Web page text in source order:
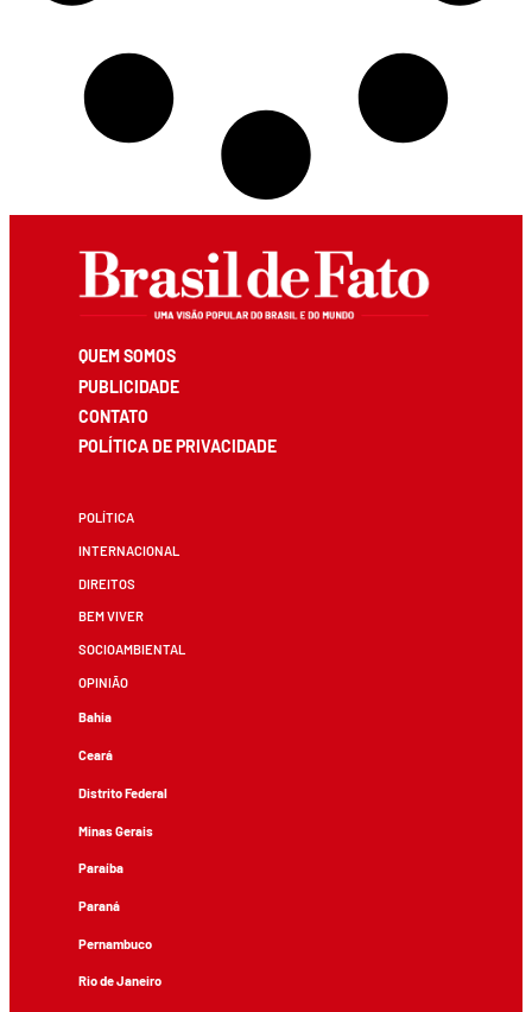
QUEM SOMOS
PUBLICIDADE
CONTATO
POLÍTICA DE PRIVACIDADE
POLÍTICA
INTERNACIONAL
DIREITOS
BEM VIVER
SOCIOAMBIENTAL
OPINIÃO
Bahia
Ceará
Distrito Federal
Minas Gerais
Paraíba
Paraná
Pernambuco
Rio de Janeiro